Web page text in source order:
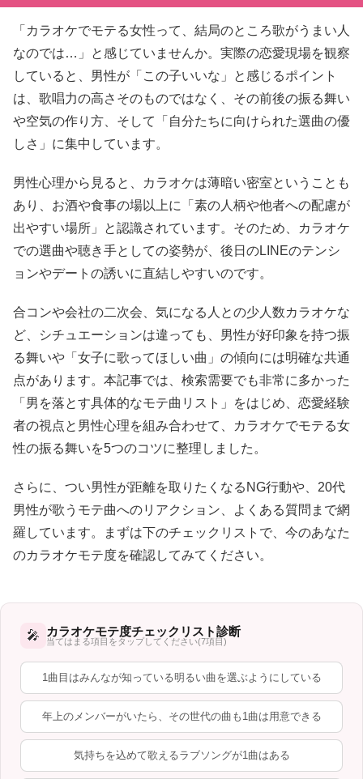
「カラオケでモテる女性って、結局のところ歌がうまい人
なのでは…」と感じていませんか。実際の恋愛現場を観察
していると、男性が「この子いいな」と感じるポイント
は、歌唱力の高さそのものではなく、その前後の振る舞い
や空気の作り方、そして「自分たちに向けられた選曲の優
しさ」に集中しています。
男性心理から見ると、カラオケは薄暗い密室ということも
あり、お酒や食事の場以上に「素の人柄や他者への配慮が
出やすい場所」と認識されています。そのため、カラオケ
での選曲や聴き手としての姿勢が、後日のLINEのテンシ
ョンやデートの誘いに直結しやすいのです。
合コンや会社の二次会、気になる人との少人数カラオケな
ど、シチュエーションは違っても、男性が好印象を持つ振
る舞いや「女子に歌ってほしい曲」の傾向には明確な共通
点があります。本記事では、検索需要でも非常に多かった
「男を落とす具体的なモテ曲リスト」をはじめ、恋愛経験
者の視点と男性心理を組み合わせて、カラオケでモテる女
性の振る舞いを5つのコツに整理しました。
さらに、つい男性が距離を取りたくなるNG行動や、20代
男性が歌うモテ曲へのリアクション、よくある質問まで網
羅しています。まずは下のチェックリストで、今のあなた
のカラオケモテ度を確認してみてください。
🎤 カラオケモテ度チェックリスト診断
当てはまる項目をタップしてください(7項目)
1曲目はみんなが知っている明るい曲を選ぶようにしている
年上のメンバーがいたら、その世代の曲も1曲は用意できる
気持ちを込めて歌えるラブソングが1曲はある